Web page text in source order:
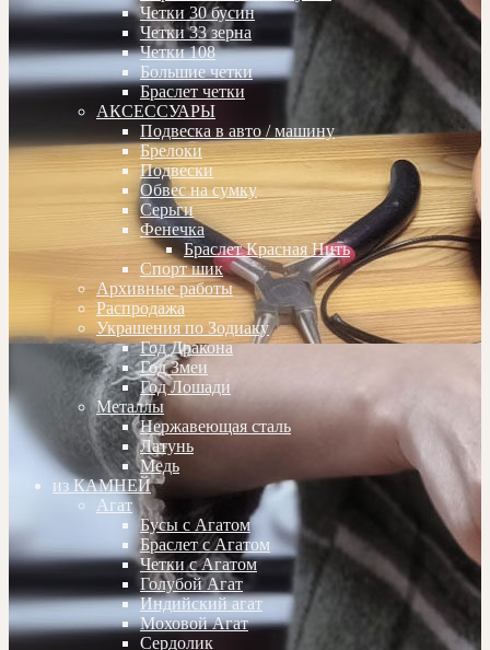
Четки 30 бусин
Четки 33 зерна
Четки 108
Большие четки
Браслет четки
АКСЕССУАРЫ
Подвеска в авто / машину
Брелоки
Подвески
Обвес на сумку
Серьги
Фенечка
Браслет Красная Нить
Спорт шик
Архивные работы
Распродажа
Украшения по Зодиаку
Год Дракона
Год Змеи
Год Лошади
Металлы
Нержавеющая сталь
Латунь
Медь
из КАМНЕЙ
Агат
Бусы с Агатом
Браслет с Агатом
Четки с Агатом
Голубой Агат
Индийский агат
Моховой Агат
Сердолик